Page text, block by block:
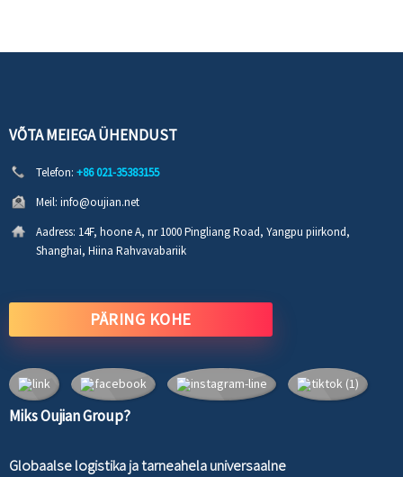
VÕTA MEIEGA ÜHENDUST
Telefon: +86 021-35383155
Meil: info@oujian.net
Aadress: 14F, hoone A, nr 1000 Pingliang Road, Yangpu piirkond,
Shanghai, Hiina Rahvavabariik
PÄRING KOHE
Miks Oujian Group?
Globaalse logistika ja tarneahela universaalne